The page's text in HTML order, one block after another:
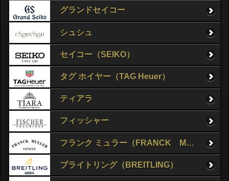
グランドセイコー
シュシュ
セイコー（SEIKO）
タグ ホイヤー（TAG Heuer）
ティアラ
フィッシャー
フランク ミュラー（FRANCK MULLER）
ブライトリング（BREITLING）